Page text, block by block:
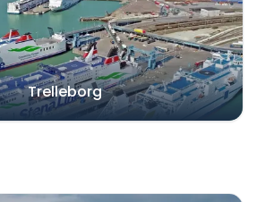
Trelleborg